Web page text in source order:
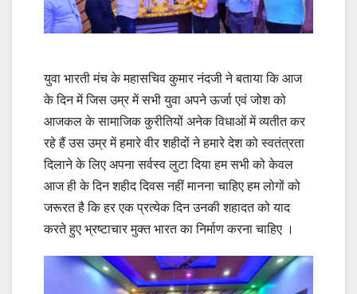
युवा भारती मंच के महासचिव कुमार नंदजी ने बताया कि आज
के दिन में जिस उम्र में सभी युवा अपने ऊर्जा एवं जोश को
आजकल के सामाजिक कुरीतियों अनेक विधाओं में व्यतीत कर
रहे हैं उस उम्र में हमारे वीर शहीदों ने हमारे देश को स्वतंत्रता
दिलाने के लिए अपना सर्वस्व लुटा दिया हम सभी को केवल
आज ही के दिन शहीद दिवस नहीं मानना चाहिए हम लोगों को
जरूरत है कि हर एक प्रत्येक दिन उनकी शहादत को याद
करते हुए भ्रष्टाचार मुक्त भारत का निर्माण करना चाहिए ।